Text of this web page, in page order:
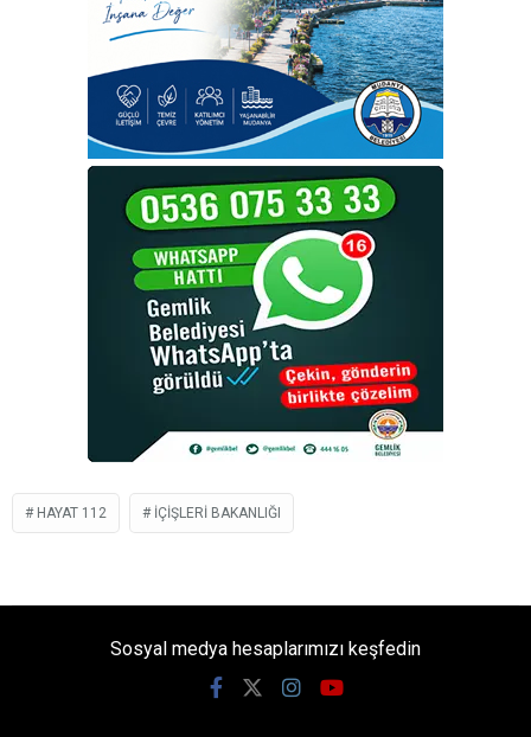
HAYAT 112 IÇIŞLERI BAKANLIĞI
Sosyal medya hesaplarımızı keşfedin